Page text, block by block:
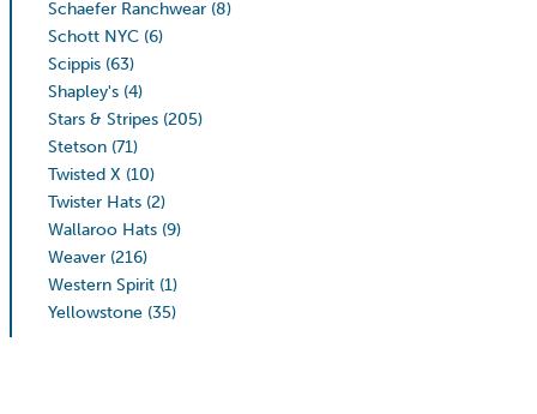
Schaefer Ranchwear (8)
Schott NYC (6)
Scippis (63)
Shapley's (4)
Stars & Stripes (205)
Stetson (71)
Twisted X (10)
Twister Hats (2)
Wallaroo Hats (9)
Weaver (216)
Western Spirit (1)
Yellowstone (35)